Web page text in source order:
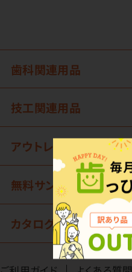
歯科関連用品
技工関連用品
アウトレット
無料サンプル
カタログ請求